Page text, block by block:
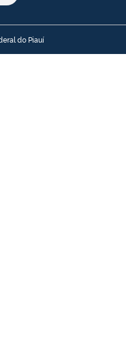
do Piauí